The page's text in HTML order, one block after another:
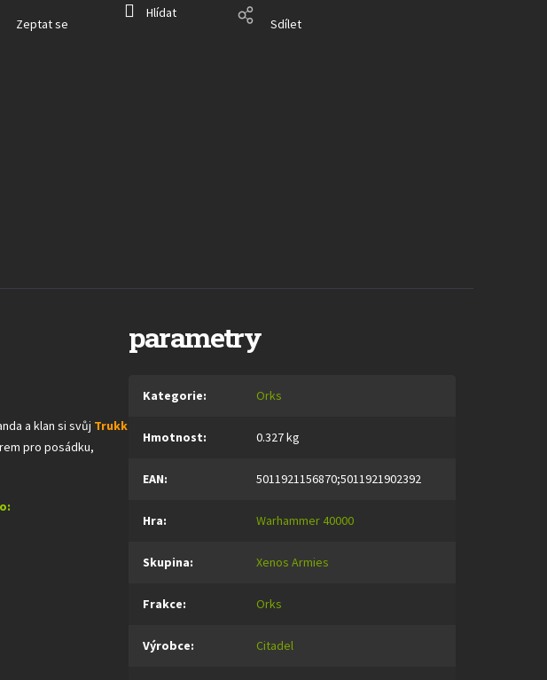
Zeptat se
Hlídat
Sdílet
a klan si svůj Trukk
pro posádku,
parametry
Kategorie: Orks
Hmotnost: 0.327 kg
EAN: 5011921156870;5011921902392
Hra: Warhammer 40000
Skupina: Xenos Armies
Frakce: Orks
Výrobce: Citadel